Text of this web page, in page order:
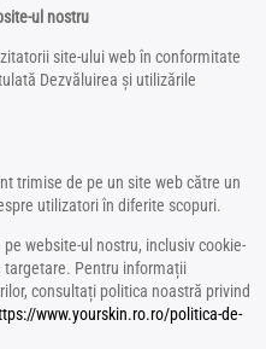
ul nostru
site-ului web în conformitate
Dezvăluirea și utilizările
trimise de pe un site web către un
utilizatori în diferite scopuri.
website-ul nostru, inclusiv cookie-
targetare. Pentru informații
consultați politica noastră privind
www.yourskin.ro.ro/politica-de-